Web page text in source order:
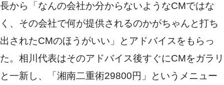
長から「なんの会社か分からないようなCMではな
く、その会社で何が提供されるのかがちゃんと打ち
出されたCMのほうがいい」とアドバイスをもらっ
た。相川代表はそのアドバイス後すぐにCMをガラリ
と一新し、「湘南二重術29800円」というメニュー